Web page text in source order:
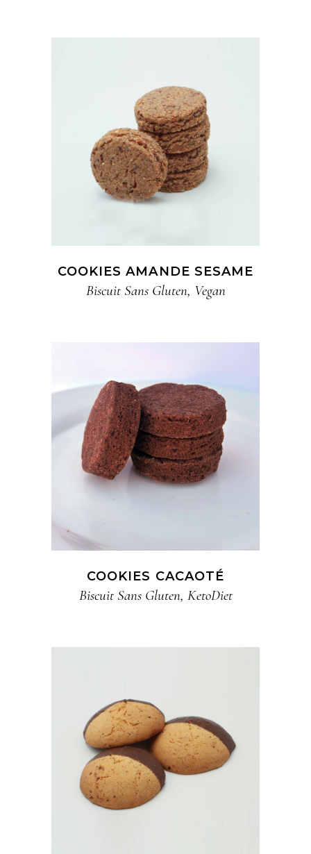
COOKIES AMANDE SESAME
Biscuit​ Sans Gluten, Vegan
COOKIES CACAOTÉ
Biscuit​ Sans Gluten, KetoDiet